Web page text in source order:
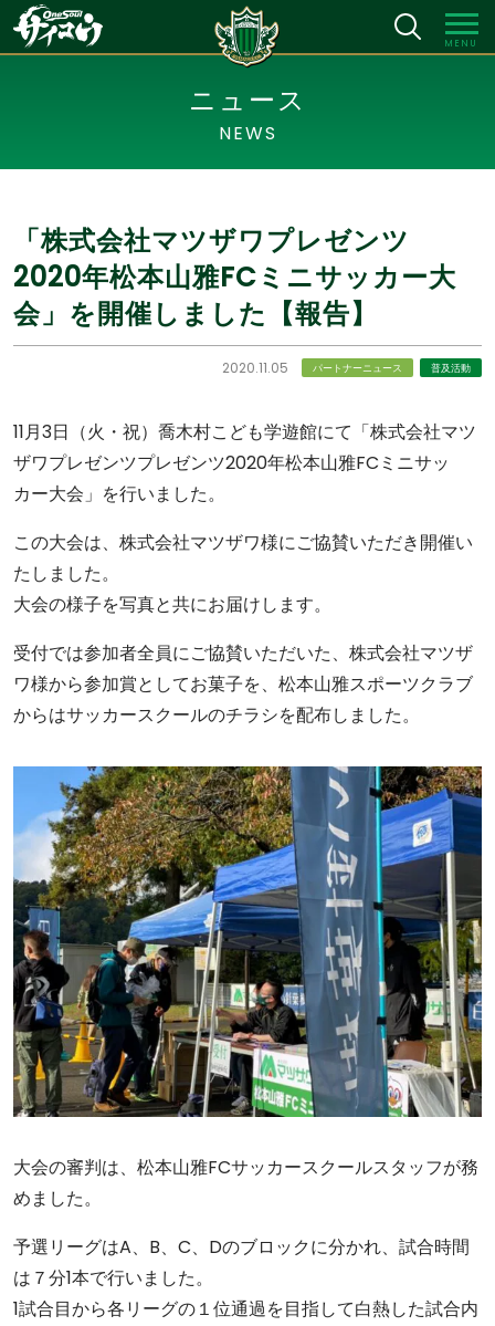
MENU
ニュース
NEWS
「株式会社マツザワプレゼンツ
2020年松本山雅FCミニサッカー大
会」を開催しました【報告】
2020.11.05 パートナーニュース 普及活動
11月3日（火・祝）喬木村こども学遊館にて「株式会社マツ
ザワプレゼンツプレゼンツ2020年松本山雅FCミニサッ
カー大会」を行いました。
この大会は、株式会社マツザワ様にご協賛いただき開催い
たしました。
大会の様子を写真と共にお届けします。
受付では参加者全員にご協賛いただいた、株式会社マツザ
ワ様から参加賞としてお菓子を、松本山雅スポーツクラブ
からはサッカースクールのチラシを配布しました。
大会の審判は、松本山雅FCサッカースクールスタッフが務
めました。
予選リーグはA、B、C、Dのブロックに分かれ、試合時間
は７分1本で行いました。
1試合目から各リーグの１位通過を目指して白熱した試合内